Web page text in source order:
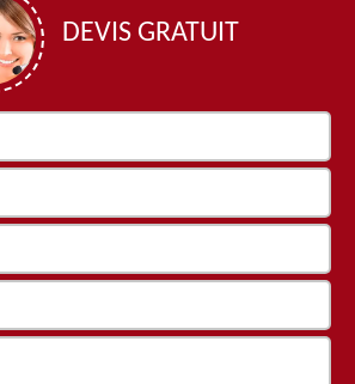
DEVIS GRATUIT